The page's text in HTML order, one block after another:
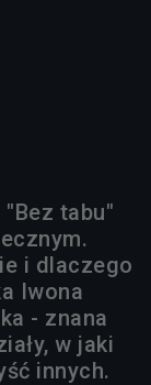
tabu"
i dlaczego
Iwona
- znana
w jaki
innych.